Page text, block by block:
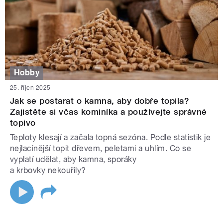
Hobby
25. říjen 2025
Jak se postarat o kamna, aby dobře topila?
Zajistěte si včas kominíka a používejte správné
topivo
Teploty klesají a začala topná sezóna. Podle statistik je
nejlacinější topit dřevem, peletami a uhlím. Co se
vyplatí udělat, aby kamna, sporáky
a krbovky nekouřily?